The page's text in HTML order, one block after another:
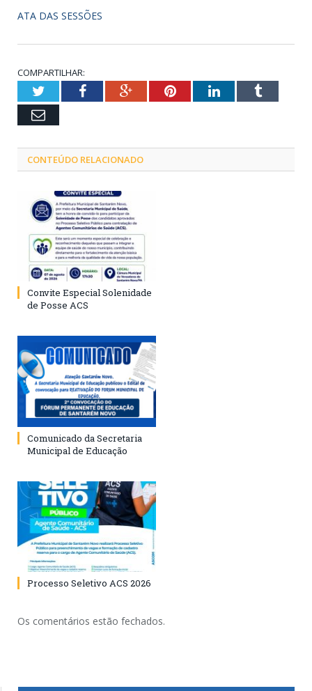
ATA DAS SESSÕES
COMPARTILHAR:
TwitterFacebookGoogle+PinterestLinkedInTumblr
Email
CONTEÚDO RELACIONADO
Convite Especial Solenidade
de Posse ACS
Comunicado da Secretaria
Municipal de Educação
Processo Seletivo ACS 2026
Os comentários estão fechados.